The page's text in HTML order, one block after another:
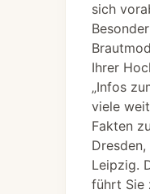
sich
Ihrer
„Infos
viele
Fakten
Leipzig.
führt Sie